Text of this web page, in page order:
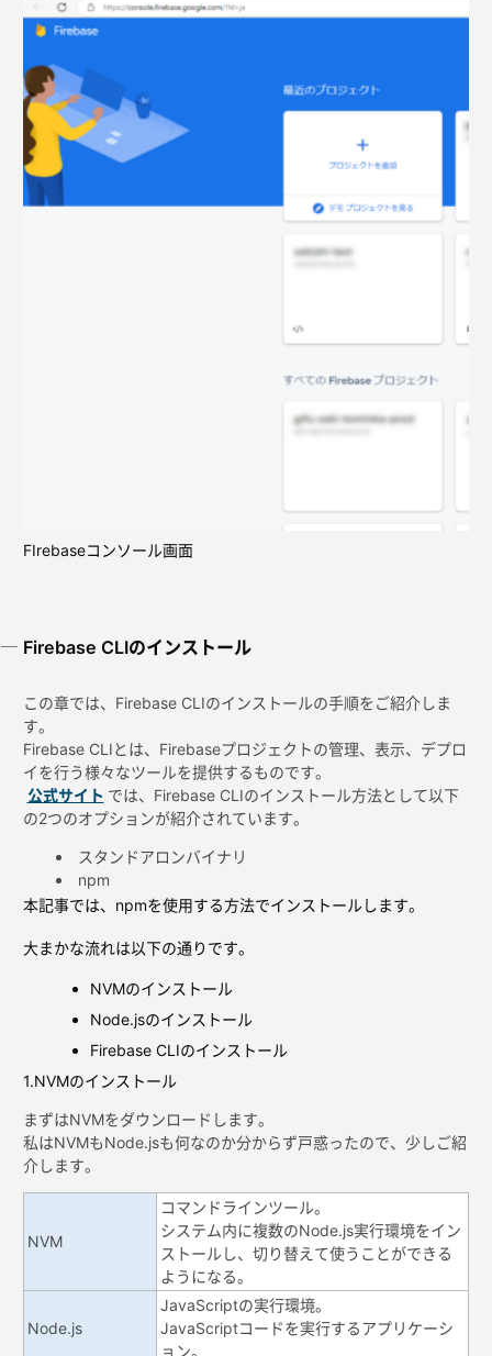
FIrebaseコンソール画面
Firebase CLIのインストール
この章では、Firebase CLIのインストールの手順をご紹介しま
す。
Firebase CLIとは、Firebaseプロジェクトの管理、表示、デプロ
イを行う様々なツールを提供するものです。
公式サイト では、Firebase CLIのインストール方法として以下
の2つのオプションが紹介されています。
スタンドアロンバイナリ
npm
本記事では、npmを使用する方法でインストールします。
大まかな流れは以下の通りです。
NVMのインストール
Node.jsのインストール
Firebase CLIのインストール
1.NVMのインストール
まずはNVMをダウンロードします。
私はNVMもNode.jsも何なのか分からず戸惑ったので、少しご紹
介します。
NVM
コマンドラインツール。
システム内に複数のNode.js実行環境をイン
ストールし、切り替えて使うことができる
ようになる。
Node.js
JavaScriptの実行環境。
JavaScriptコードを実行するアプリケーシ
ョン。